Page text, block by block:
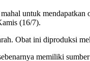
untuk
(16/7).
Obat ini diproduksi
memiliki